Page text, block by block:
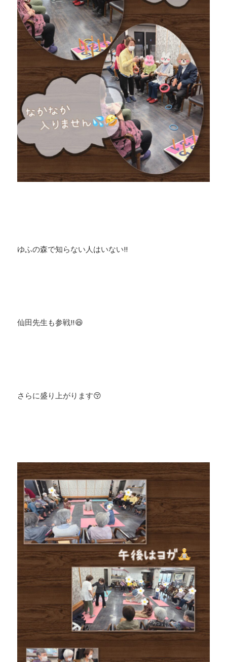
ゆふの森で知らない人はいない‼️
仙田先生も参戦‼️😆
さらに盛り上がります😚